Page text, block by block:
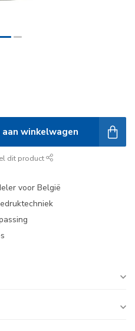
winkelwagen
dit product
voor België